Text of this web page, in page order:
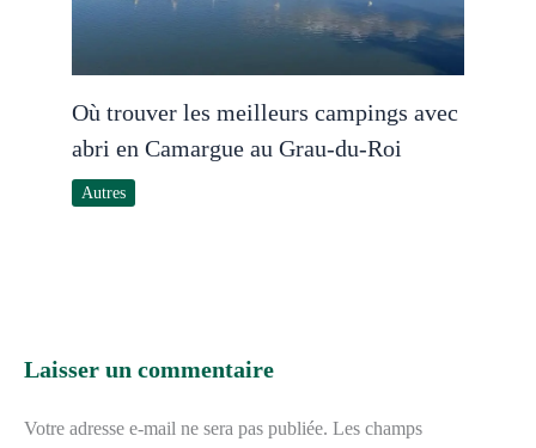
Où trouver les meilleurs campings avec
abri en Camargue au Grau-du-Roi
Autres
Laisser un commentaire
Votre adresse e-mail ne sera pas publiée. Les champs